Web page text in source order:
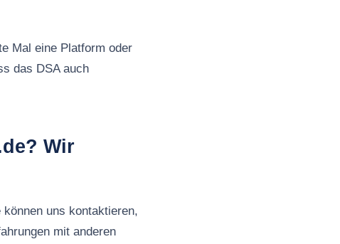
Mal eine Platform oder
das DSA auch
Wir
uns kontaktieren,
mit anderen